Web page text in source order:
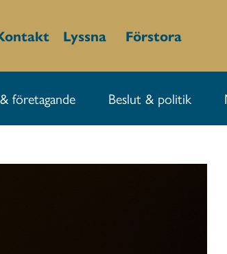
Lyssna Förstora
företagande Beslut & politik